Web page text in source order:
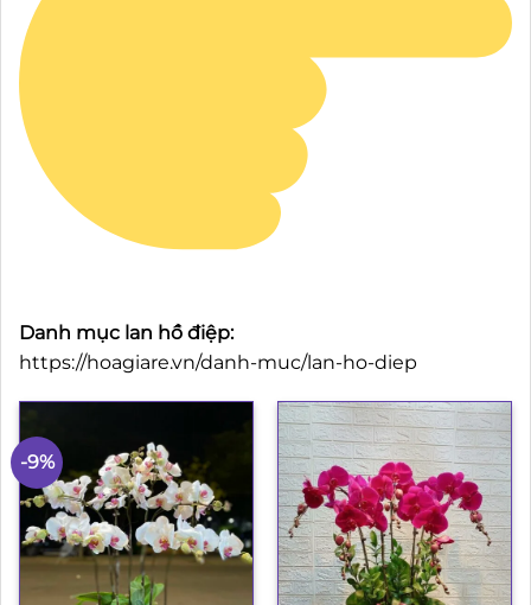
Danh mục lan hồ điệp:
https://hoagiare.vn/danh-muc/lan-ho-diep
-9%